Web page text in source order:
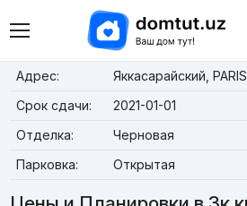
Адрес:
Яккасарайский,
Срок сдачи:
2021-01-01
Отделка:
Черновая
Парковка:
Открытая